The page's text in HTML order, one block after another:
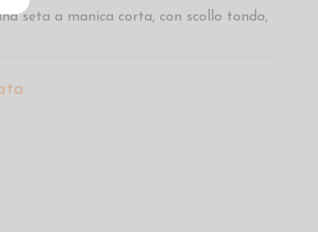
seta a manica corta, con scollo tondo,